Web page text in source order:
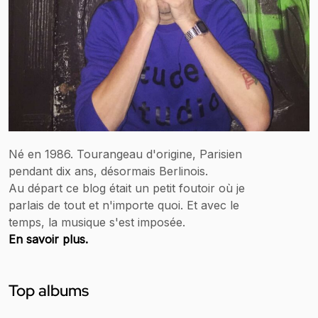
Né en 1986. Tourangeau d'origine, Parisien
pendant dix ans, désormais Berlinois.
Au départ ce blog était un petit foutoir où je
parlais de tout et n'importe quoi. Et avec le
temps, la musique s'est imposée.
En savoir plus.
Top albums